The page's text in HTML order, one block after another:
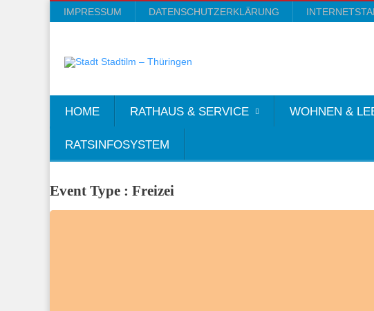
IMPRESSUM DATENSCHUTZERKLÄRUNG
HOME RATHAUS & SERVICE WOHNEN &
RATSINFOSYSTEM
Event Type : Freizei